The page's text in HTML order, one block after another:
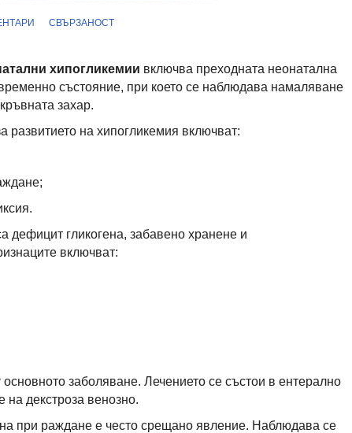
СВЪРЗАНОСТ
хипогликемии включва преходната неонатална
състояние, при което се наблюдава намаляване
захар.
развитието на хипогликемия включват:
дефицит гликогена, забавено хранене и
включват:
основното заболяване. Лечението се състои в ентерално
на декстроза венозно.
при раждане е често срещано явление. Наблюдава се